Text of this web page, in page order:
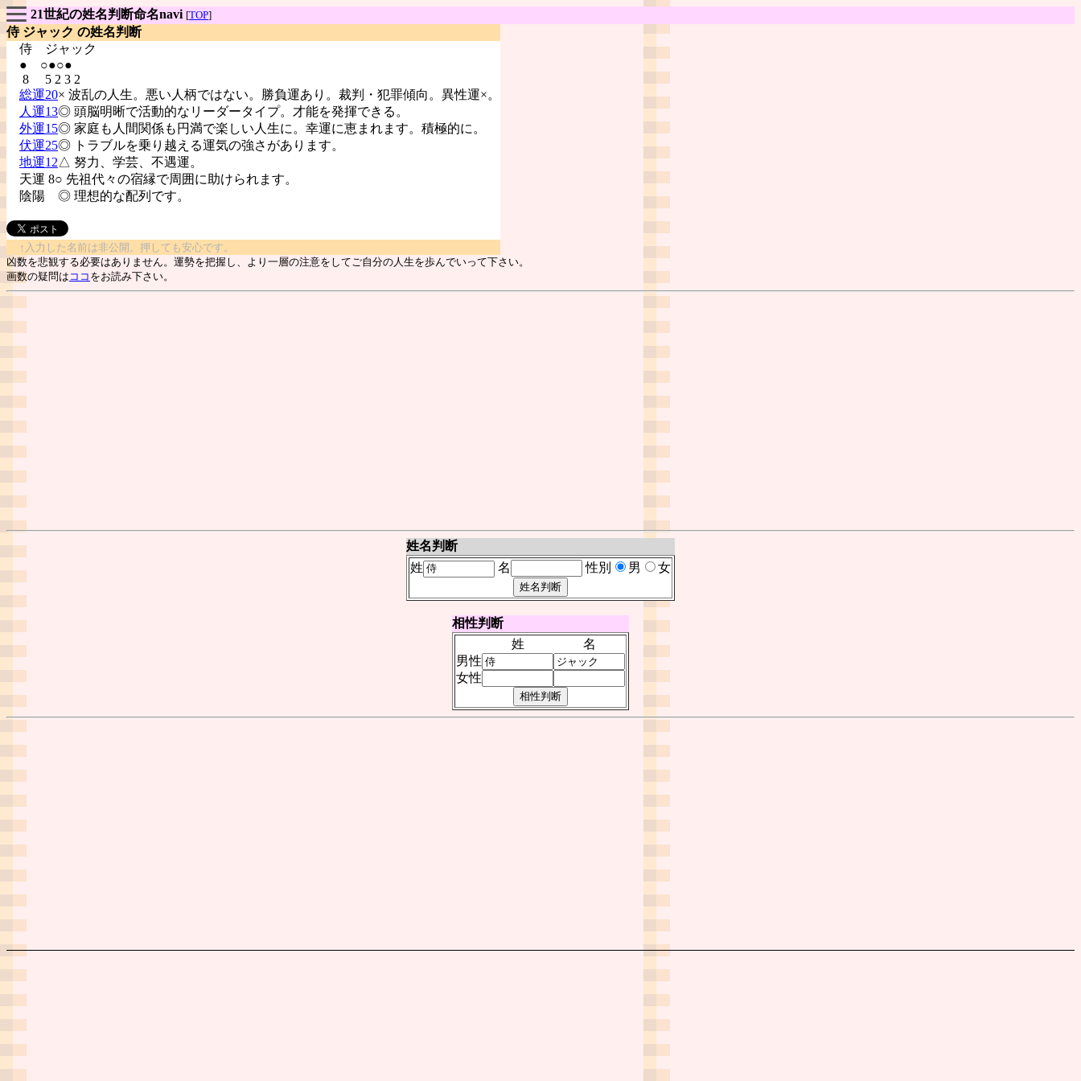
21世紀の姓名判断命名navi [TOP]
侍 ジャック の姓名判断
侍
ジャック
● ○●○●
8 5 2 3 2
総運20× 波乱の人生。悪い人柄ではない。勝負運あり。裁判・犯罪傾向。異性運×。
人運13◎ 頭脳明晰で活動的なリーダータイプ。才能を発揮できる。
外運15◎ 家庭も人間関係も円満で楽しい人生に。幸運に恵まれます。積極的に。
伏運25◎ トラブルを乗り越える運気の強さがあります。
地運12△ 努力、学芸、不遇運。
天運 8○ 先祖代々の宿縁で周囲に助けられます。
陰陽 ◎ 理想的な配列です。
↑入力した名前は非公開。押しても安心です。
凶数を悲観する必要はありません。運勢を把握し、より一層の注意をしてご自分の人生を歩んでいって下さい。
画数の疑問は ココ をお読み下さい。
姓名判断
姓
名 性別 男 女
相性判断
姓
名
男性
女性